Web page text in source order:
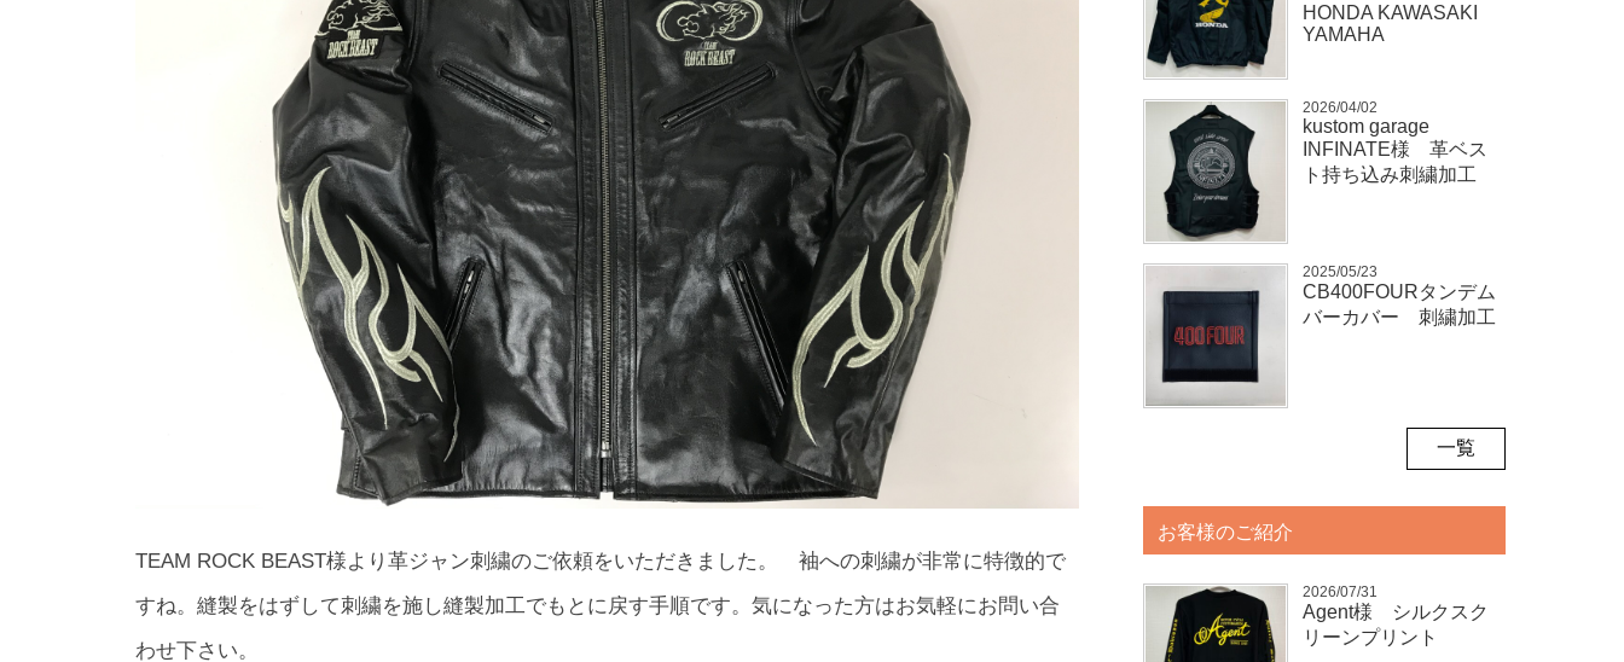
TEAM ROCK BEAST様より革ジャン刺繍のご依頼をいただきました。 袖への刺繍が非常に特徴的で
すね。縫製をはずして刺繍を施し縫製加工でもとに戻す手順です。気になった方はお気軽にお問い合
わせ下さい。
HONDA KAWASAKI
YAMAHA
2026/04/02
kustom garage
INFINATE様 革ベス
ト持ち込み刺繍加工
2025/05/23
CB400FOURタンデム
バーカバー 刺繍加工
一覧
お客様のご紹介
2026/07/31
Agent様 シルクスク
リーンプリント